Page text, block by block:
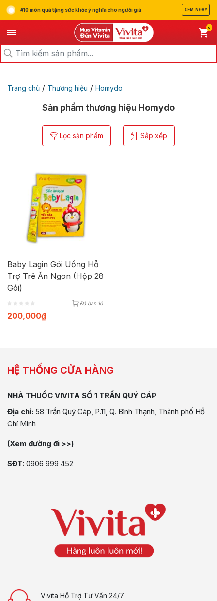
#10 món quà tặng sức khỏe ý nghĩa cho người già XEM NGAY
0
Trang chủ / Thương hiệu / Homydo
Sản phẩm thương hiệu Homydo
Lọc sản phẩm Sắp xếp
Baby Lagin Gói Uống Hỗ
Trợ Trẻ Ăn Ngon (Hộp 28
Gói)
Đã bán 10
200,000₫
HỆ THỐNG CỬA HÀNG
NHÀ THUỐC VIVITA SỐ 1 TRẦN QUÝ CÁP
Địa chỉ: 58 Trần Quý Cáp, P.11, Q. Bình Thạnh, Thành phố Hồ
Chí Minh
(Xem đường đi >>)
SĐT: 0906 999 452
Vivita Hỗ Trợ Tư Vấn 24/7